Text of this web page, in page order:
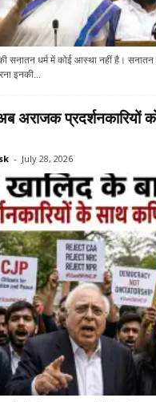
सनातन धर्म में कोई आस्था नहीं है। सनातन
इनकी...
अराजक प्रदर्शनकारियों
- July 28, 2026